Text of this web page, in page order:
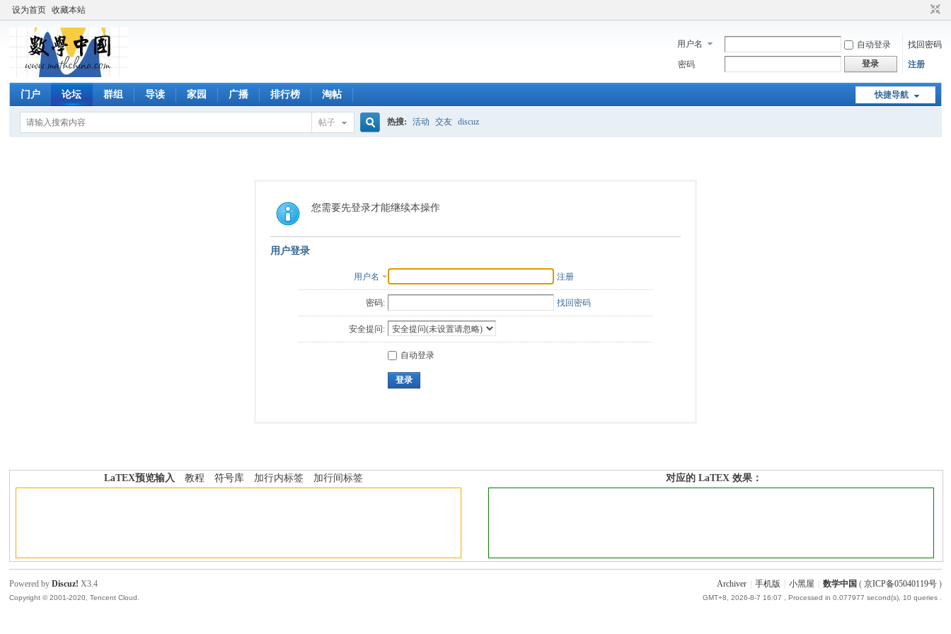
设为首页 收藏本站
用户名 自动登录
找回密码
密码
登录 注册
快捷导航
门户 论坛 群组 导读 家园 广播 排行榜 淘帖
帖子
索
热搜: 活动 交友 discuz
您需要先登录才能继续本操作
用户登录
用户名 注册
密码: 找回密码
安全提问:
自动登录
登录
LaTEX预览输入 教程 符号库 加行内标签 加行间标签 对应的 LaTEX 效果：
Archiver 手机版 小黑屋 数学中国 ( 京ICP备05040119号)
GMT+8, 2026-8-7 16:07 , Processed in 0.077977 second(s), 10 queries .
Powered byDiscuz! X3.4
Copyright © 2001-2020, Tencent Cloud.